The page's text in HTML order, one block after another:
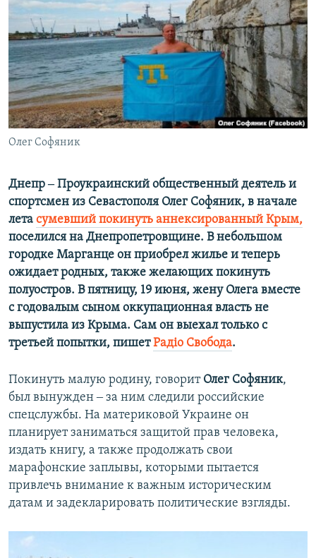
ПОБЕДИТЕЛЕЙ НЕ СУДЯТ?
КРЫМ.НЕПОКОРЕННЫЙ
ELIFBE
УКРАИНСКАЯ ПРОБЛЕМА КРЫМА
ПРИСОЕДИНЯЙТЕСЬ!
Все сайты RFE/RL
Олег Софяник
Днепр ‒ Проукраинский общественный деятель и
спортсмен из Севастополя Олег Софяник, в начале
лета сумевший покинуть аннексированный Крым,
поселился на Днепропетровщине. В небольшом
городке Марганце он приобрел жилье и теперь
ожидает родных, также желающих покинуть
полуостров. В пятницу, 19 июня, жену Олега вместе
с годовалым сыном оккупационная власть не
выпустила из Крыма. Сам он выехал только с
третьей попытки, пишетРадiо Свобода.
Покинуть малую родину, говоритОлег Софяник,
был вынужден ‒ за ним следили российские
спецслужбы. На материковой Украине он
планирует заниматься защитой прав человека,
издать книгу, а также продолжать свои
марафонские заплывы, которыми пытается
привлечь внимание к важным историческим
датам и задекларировать политические взгляды.